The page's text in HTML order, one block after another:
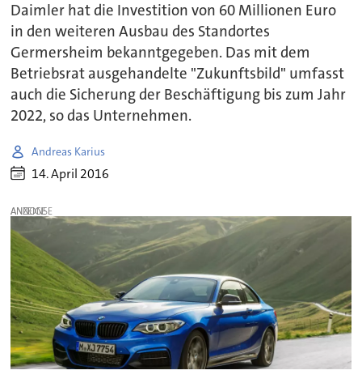
Daimler hat die Investition von 60 Millionen Euro
in den weiteren Ausbau des Standortes
Germersheim bekanntgegeben. Das mit dem
Betriebsrat ausgehandelte "Zukunftsbild" umfasst
auch die Sicherung der Beschäftigung bis zum Jahr
2022, so das Unternehmen.
Andreas Karius
14. April 2016
ANZEIGE